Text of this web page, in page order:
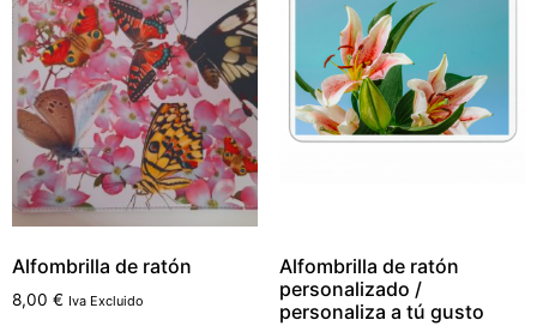
Alfombrilla de ratón
8,00 € Iva Excluido
Alfombrilla de ratón
personalizado /
personaliza a tú gusto